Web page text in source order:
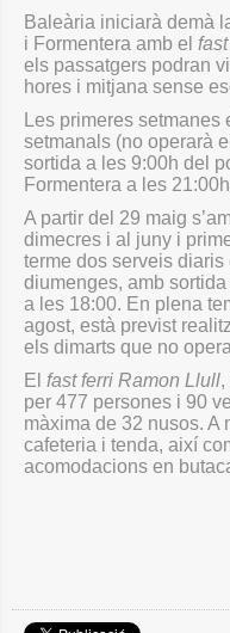
Baleària iniciarà demà
i Formentera amb el
els passatgers podran
hores i mitjana sense
Les primeres
setmanals (no operarà
sortida a les 9:00h del
Formentera a les
A partir del 29 maig
dimecres i al juny i
terme dos serveis
diumenges, amb
a les 18:00. En plena
agost, està previst
els dimarts que no
El fast ferri Ramon Llull,
per 477 persones i 90
màxima de 32 nusos. A
cafeteria i tenda, així
acomodacions en